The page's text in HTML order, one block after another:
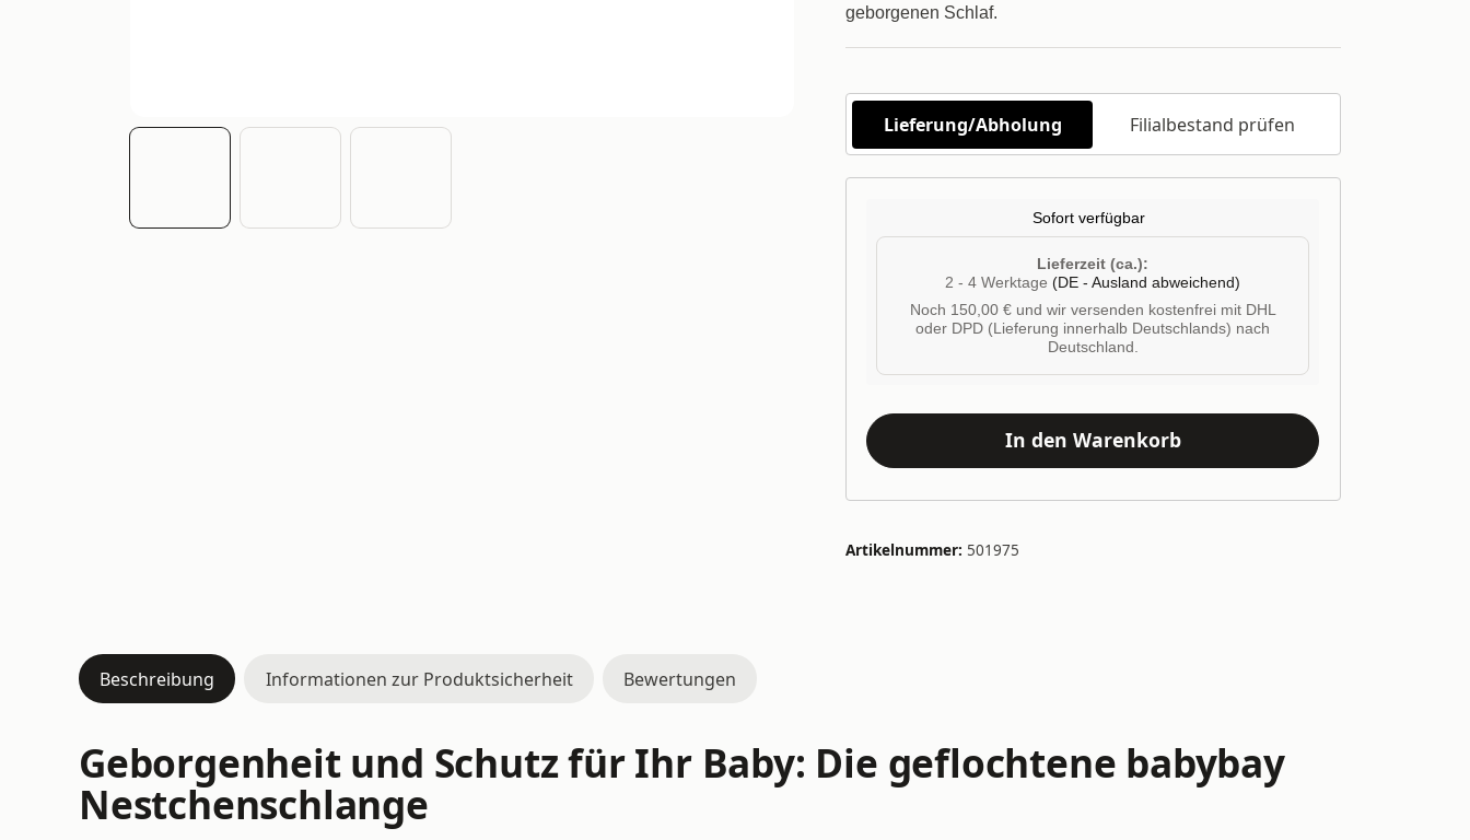
geborgenen Schlaf.
Lieferung/Abholung Filialbestand prüfen
Sofort verfügbar
Lieferzeit (ca.):
2 - 4 Werktage (DE - Ausland abweichend)
Noch 150,00 € und wir versenden kostenfrei mit DHL
oder DPD (Lieferung innerhalb Deutschlands) nach
Deutschland.
In den Warenkorb
Artikelnummer: 501975
Beschreibung Informationen zur Produktsicherheit Bewertungen
Geborgenheit und Schutz für Ihr Baby: Die geflochtene babybay
Nestchenschlange